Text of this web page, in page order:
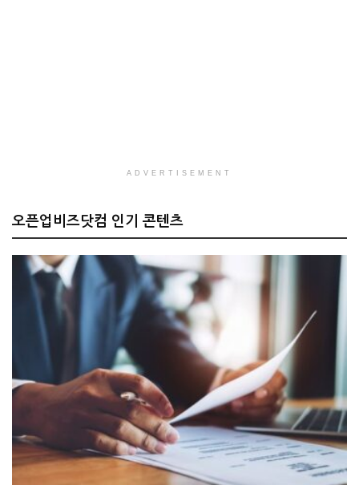
ADVERTISEMENT
오픈업비즈닷컴 인기 콘텐츠